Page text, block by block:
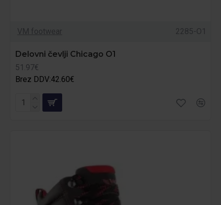
VM footwear 2285-O1
Delovni čevlji Chicago O1
51.97€
Brez DDV:42.60€